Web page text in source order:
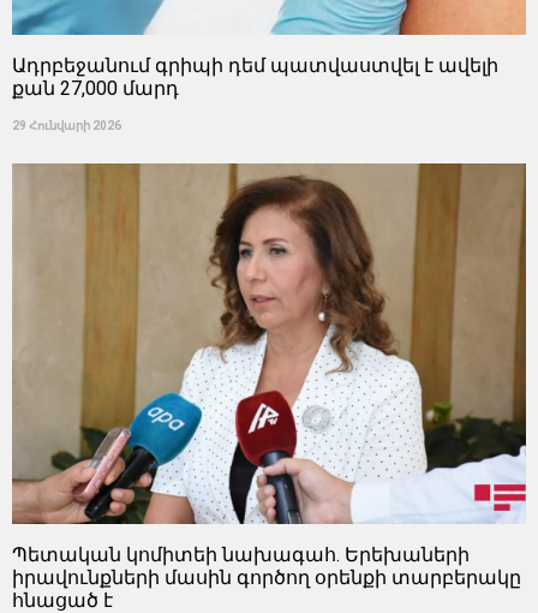
Ադրբեջանում գրիպի դեմ պատվաստվել է ավելի
քան 27,000 մարդ
29 Հունվարի 2026
Պետական ​​կոմիտեի նախագահ. Երեխաների
իրավունքների մասին գործող օրենքի տարբերակը
հնացած է